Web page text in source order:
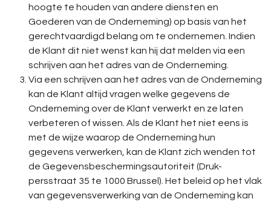
hoogte te houden van andere diensten en
Goederen van de Onderneming) op basis van het
gerechtvaardigd belang om te ondernemen. Indien
de Klant dit niet wenst kan hij dat melden via een
schrijven aan het adres van de Onderneming.
Via een schrijven aan het adres van de Onderneming
kan de Klant altijd vragen welke gegevens de
Onderneming over de Klant verwerkt en ze laten
verbeteren of wissen. Als de Klant het niet eens is
met de wijze waarop de Onderneming hun
gegevens verwerken, kan de Klant zich wenden tot
de Gegevensbeschermingsautoriteit (Druk-
persstraat 35 te 1000 Brussel). Het beleid op het vlak
van gegevensverwerking van de Onderneming kan